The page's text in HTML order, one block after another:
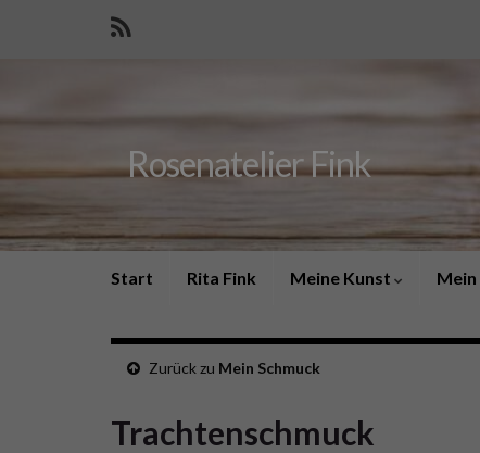
Rosenatelier Fink
Start Rita Fink Meine Kunst Mein
Zurück zu Mein Schmuck
Trachtenschmuck